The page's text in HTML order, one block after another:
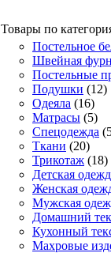
Товары по
Постельное
Швейная
Постельные
Подушки (12)
Одеяла (16)
Матрасы (5)
Спецодежда
Ткани (20)
Трикотаж (18)
Детская
Женская
Мужская
Домашний
Кухонный
Махровые